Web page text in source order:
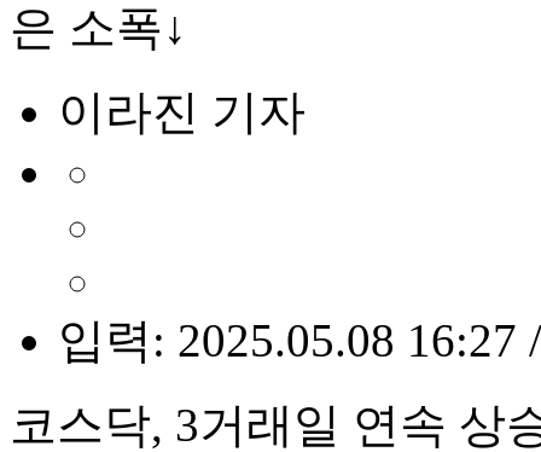
은 소폭↓
이라진 기자
입력: 2025.05.08 16:27
코스닥, 3거래일 연속 상